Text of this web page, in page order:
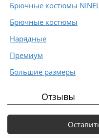
Брючные костюмы
Брючные костюмы
Нарядные
Премиум
Большие размеры
Отзывы